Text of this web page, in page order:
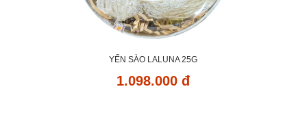
YẾN SÀO LALUNA 25G
1.098.000 đ